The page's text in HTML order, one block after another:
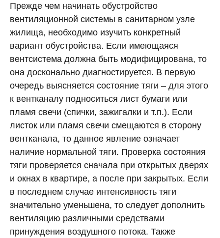
Прежде чем начинать обустройство
вентиляционной системы в санитарном узле
жилища, необходимо изучить конкретный
вариант обустройства. Если имеющаяся
вентсистема должна быть модифицирована, то
она досконально диагностируется. В первую
очередь выясняется состояние тяги – для этого
к вентканалу подноситься лист бумаги или
пламя свечи (спички, зажигалки и т.п.). Если
листок или пламя свечи смещаются в сторону
вентканала, то данное явление означает
наличие нормальной тяги. Проверка состояния
тяги проверяется сначала при открытых дверях
и окнах в квартире, а после при закрытых. Если
в последнем случае интенсивность тяги
значительно уменьшена, то следует дополнить
вентиляцию различными средствами
принуждения воздушного потока. Также